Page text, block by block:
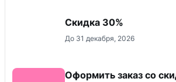
Скидка 30%
До 31 декабря, 2026
Оформить заказ со